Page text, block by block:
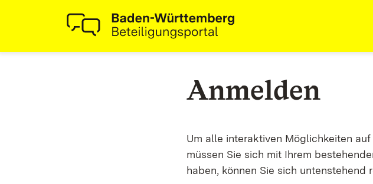
Anmelden
Um alle interaktiven Möglichkeiten
müssen Sie sich mit Ihrem
haben, können Sie sich untenstehend